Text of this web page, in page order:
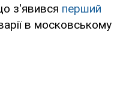
з'явився перший
в московському